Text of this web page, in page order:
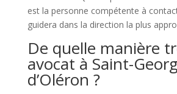
est la personne compétente à
guidera dans la direction la plus
De quelle manière
avocat à Saint-
d’Oléron ?